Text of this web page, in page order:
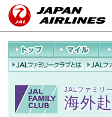
トップ マイル
ラブとはJALファミリ
海外